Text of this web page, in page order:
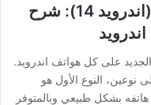
تنزيل روم LineageOS 21.0 (اندرويد 14): شرح
طريقة تثبيت تحديث روم LineageOS 21 الجديد على كل هواتف اندرويد.
نوعين، النوع الأول هو
بشكل طبيعي وبالمتوفر